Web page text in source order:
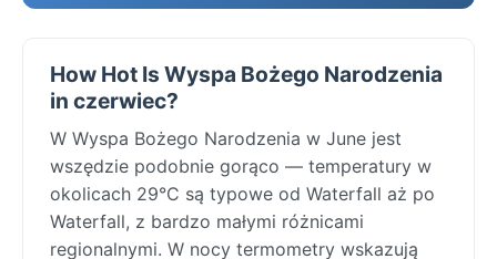
How Hot Is Wyspa Bożego Narodzenia
in czerwiec?
W Wyspa Bożego Narodzenia w June jest
wszędzie podobnie gorąco — temperatury w
okolicach 29°C są typowe od Waterfall aż po
Waterfall, z bardzo małymi różnicami
regionalnymi. W nocy termometry wskazują